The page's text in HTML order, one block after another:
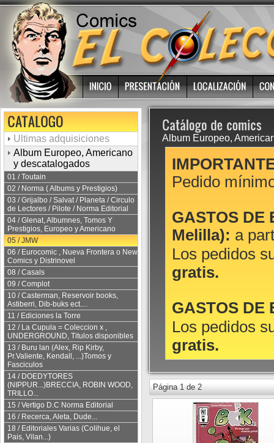
Ultimas adquisiciones
Album Europeo, Americano
y descatalogados
01 / Toutain
02 / Norma ( Albums y Prestigios)
03 / Grijalbo / Salvat / Planeta / Circulo
de Lectores / Pilote / Norma Editorial
04 / Glenat, Albumnes, Tomos Y
Prestigios, Europeo y Americano
05 / JMW
06 / Eurocomic , Nueva Frontera o New
Comics y Distrinovel
08 / Casals
09 / Complot
10 / Casterman, Reservoir books,
Astiberri, Dib-buks ect....
11 / Ediciones la Torre
12 / La Cupula = Coleccion x ,
UNDERGROUND, Titulos disponibles
13 / Buru lan (Alex, Rip Kirby,
Pr.Valiente, Kendall, ...)Tomos y
Fasciculos
14 / DOEDYTORES
(NIPPUR...)BRECCIA, ROBIN WOOD,
TRILLO...
15 / Vertigo D.C Norma Editorial
16 / Recerca, Aleta, Dude...
18 / Editoriales Varias (Colihue, el
Pais, Vilan...)
Album Europeo,
Pedido
GASTOS DE
Melilla): a
Los pedidos
gratis.
GASTOS DE
Los pedidos
gratis.
Página 1 de 2